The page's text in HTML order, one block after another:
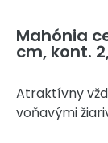
Mahónia
cm, kont.
Atraktívny
voňavými